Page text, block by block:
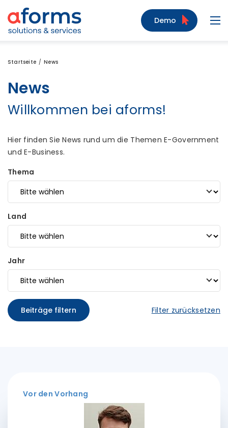
Zum Inhalt
Zum Menü
Zur Suche
Demo
Startseite News
News
Willkommen bei aforms!
Hier finden Sie News rund um die Themen E-Government
und E-Business.
Thema
Land
Jahr
Beiträge filtern Filter zurücksetzen
Vor den Vorhang